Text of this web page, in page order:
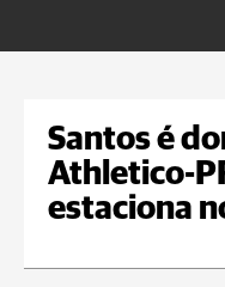
Santos é
Athletico-
estaciona